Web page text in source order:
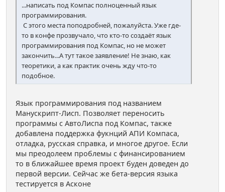
...написать под Компас полноценный язык
программирования.
С этого места поподробней, пожалуйста. Уже где-
то в конфе прозвучало, что кто-то создаёт язык
программирования под Компас, но не может
закончить...А тут такое заявление! Не знаю, как
теоретики, а как практик очень жду что-то
подобное.
Язык программирования под названием
Манускрипт-Лисп. Позволяет переносить
программы с АвтоЛиспа под Компас, также
добавлена поддержка фукнций АПИ Компаса,
отладка, русская справка, и многое другое. Если
мы преодолеем проблемы с финансированием
то в ближайшее время проект буден доведен до
первой версии. Сейчас же бета-версия языка
тестируется в Асконе